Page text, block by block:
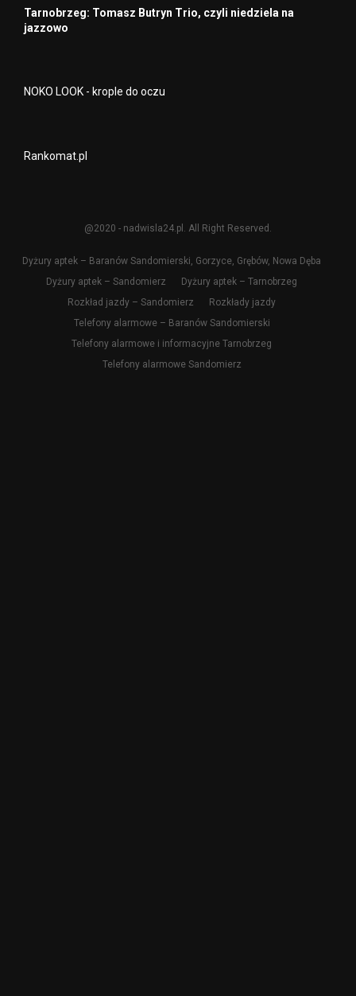
Tarnobrzeg: Tomasz Butryn Trio, czyli niedziela na
jazzowo
NOKO LOOK - krople do oczu
Rankomat.pl
@2020 - nadwisla24.pl. All Right Reserved.
Dyżury aptek – Baranów Sandomierski, Gorzyce, Grębów, Nowa Dęba
Dyżury aptek – Sandomierz
Dyżury aptek – Tarnobrzeg
Rozkład jazdy – Sandomierz
Rozkłady jazdy
Telefony alarmowe – Baranów Sandomierski
Telefony alarmowe i informacyjne Tarnobrzeg
Telefony alarmowe Sandomierz